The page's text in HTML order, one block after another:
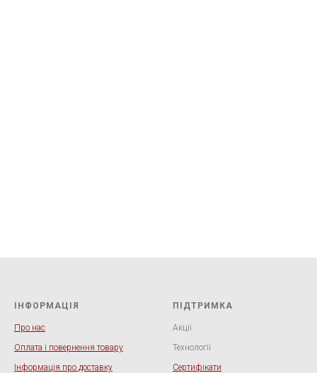
ІНФОРМАЦІЯ
Про нас
Оплата і повернення товару
Інформація про доставку
ПІДТРИМКА
Акції
Технології
Сертифікати